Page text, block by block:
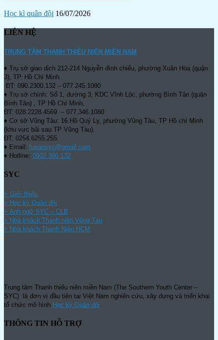
Học kì quân đội 16/07/2026
LIÊN HỆ
TRUNG TÂM THANH THIẾU NIÊN MIỀN NAM
♦ Trụ sở giao dịch 212-214 Nguyễn đình chiểu, phường Xuân Hòa (quận
3), TP. Hồ Chí Minh.
ĐT: 090.2300.132 – 077.245.1080
♦ Trụ sở chính: Số 1, đường 3, KDC Vĩnh Lộc, phường Bình Tân (quận
Bình Tân) , TP Hồ Chí Minh.
ĐT: 028.2228.4569 – 077.346.1080
♦ Cơ sở Vũng Tàu: 16 Hồ Quý Ly, phường Vũng Tàu, TP Hồ chí Minh
(khu vực bãi sau TP Vũng Tàu).
ĐT: 0254.6255.255.
♦ Email: tuvansyc@gmail.com
♦ Hotline: 0902 300 132
SYC
> Giới thiệu
> Học kỳ Quân đội
> Anh ngữ SYC – CLB
> Nhà khách Thanh niên Vũng Tàu
> Nhà khách Thanh Niên HCM
Trung tâm Thanh thiếu niên miền Nam (The Southern Youth Center –
SYC) là đơn vị đầu tiên tại Việt Nam nghiên cứu, xây dựng và triển khai
tổ chức mô hình Học kỳ Quân đội
THÔNG TIN HỖ TRỢ